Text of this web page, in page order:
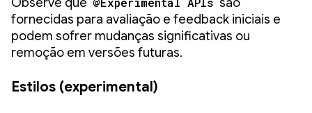
fornecidas para avaliação e feedback iniciais e
podem sofrer mudanças significativas ou
remoção em versões futuras.
Estilos (experimental)